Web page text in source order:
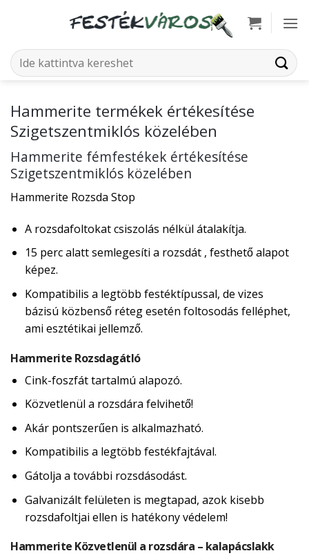
Keresés
a
Hammerite termékek értékesítése
Szigetszentmiklós közelében
Hammerite fémfestékek értékesítése
Szigetszentmiklós közelében
Hammerite Rozsda Stop
A rozsdafoltokat csiszolás nélkül átalakítja.
15 perc alatt semlegesíti a rozsdát , festhető alapot
képez.
Kompatibilis a legtöbb festéktípussal, de vizes
bázisú közbenső réteg esetén foltosodás felléphet,
ami esztétikai jellemző.
Hammerite Rozsdagátló
Cink-foszfát tartalmú alapozó.
Közvetlenül a rozsdára felvihető!
Akár pontszerűen is alkalmazható.
Kompatibilis a legtöbb festékfajtával.
Gátolja a további rozsdásodást.
Galvanizált felületen is megtapad, azok kisebb
rozsdafoltjai ellen is hatékony védelem!
Hammerite Közvetlenül a rozsdára – kalapácslakk